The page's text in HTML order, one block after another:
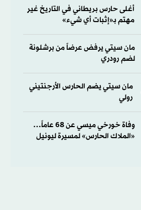
أغلى حارس بريطاني في التاريخ غير
مهتم بـ«إثبات أي شيء»
مان سيتي يرفض عرضاً من برشلونة
لضم رودري
مان سيتي يضم الحارس الأرجنتيني
رولي
وفاة خورخي ميسي عن 68 عاماً…
«الملاك الحارس» لمسيرة ليونيل